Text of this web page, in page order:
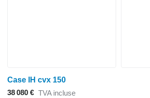
Case IH cvx 150
38 080 € TVA incluse